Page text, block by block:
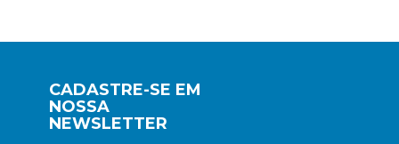
CADASTRE-SE EM
NOSSA
NEWSLETTER